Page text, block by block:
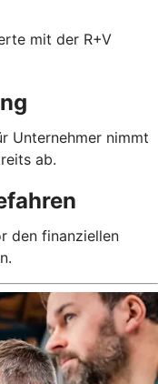
mit der R+V
Unternehmer nimmt
ab.
den finanziellen